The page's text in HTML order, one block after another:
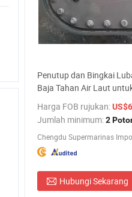
Penutup dan Bingkai
Baja Tahan Air Laut
Kapal Harga Pabrik Cina
Harga FOB rujukan:
Jumlah minimum:2
Hubungi Sekarang